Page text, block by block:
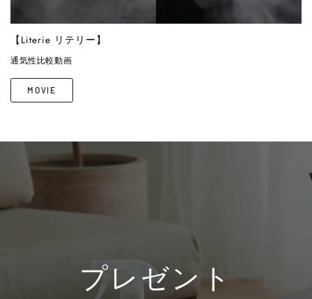
【Literie リテリー】
通気性比較動画
MOVIE
プレゼント